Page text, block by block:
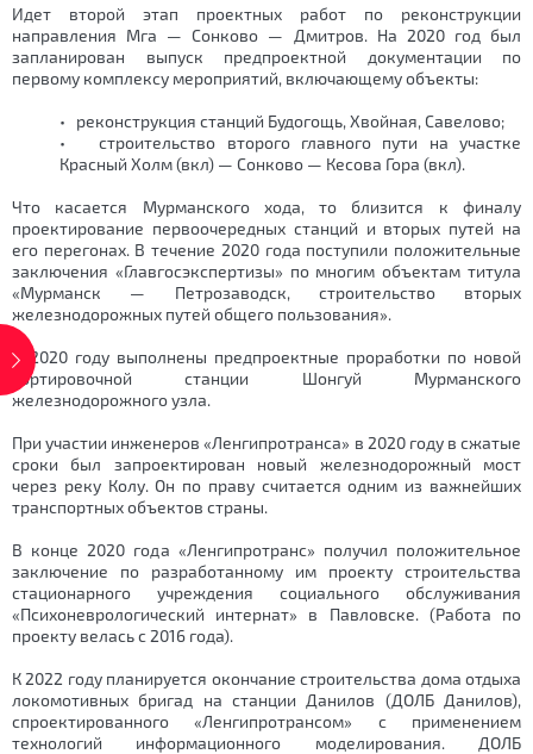
Идет второй этап проектных работ по реконструкции
направления Мга — Сонково — Дмитров. На 2020 год был
запланирован выпуск предпроектной документации по
первому комплексу мероприятий, включающему объекты:
• реконструкция станций Будогощь, Хвойная, Савелово;
• строительство второго главного пути на участке
Красный Холм (вкл) — Сонково — Кесова Гора (вкл).
Что касается Мурманского хода, то близится к финалу
проектирование первоочередных станций и вторых путей на
его перегонах. В течение 2020 года поступили положительные
заключения «Главгосэкспертизы» по многим объектам титула
«Мурманск — Петрозаводск, строительство вторых
железнодорожных путей общего пользования».
В 2020 году выполнены предпроектные проработки по новой
сортировочной станции Шонгуй Мурманского
железнодорожного узла.
При участии инженеров «Ленгипротранса» в 2020 году в сжатые
сроки был запроектирован новый железнодорожный мост
через реку Колу. Он по праву считается одним из важнейших
транспортных объектов страны.
В конце 2020 года «Ленгипротранс» получил положительное
заключение по разработанному им проекту строительства
стационарного учреждения социального обслуживания
«Психоневрологический интернат» в Павловске. (Работа по
проекту велась с 2016 года).
К 2022 году планируется окончание строительства дома отдыха
локомотивных бригад на станции Данилов (ДОЛБ Данилов),
спроектированного «Ленгипротрансом» с применением
технологий информационного моделирования. ДОЛБ